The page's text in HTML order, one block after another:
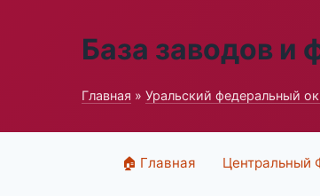
База заводов и
Главная » Уральский федеральный
🏠 Главная Центральный